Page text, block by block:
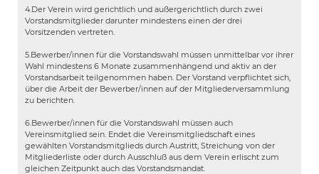
4.Der Verein wird gerichtlich und außergerichtlich durch zwei
Vorstandsmitglieder darunter mindestens einen der drei
Vorsitzenden vertreten.
5.Bewerber/innen für die Vorstandswahl müssen unmittelbar vor ihrer
Wahl mindestens 6 Monate zusammenhängend und aktiv an der
Vorstandsarbeit teilgenommen haben. Der Vorstand verpflichtet sich,
über die Arbeit der Bewerber/innen auf der Mitgliederversammlung
zu berichten.
6.Bewerber/innen für die Vorstandswahl müssen auch
Vereinsmitglied sein. Endet die Vereinsmitgliedschaft eines
gewählten Vorstandsmitglieds durch Austritt, Streichung von der
Mitgliederliste oder durch Ausschluß aus dem Verein erlischt zum
gleichen Zeitpunkt auch das Vorstandsmandat.